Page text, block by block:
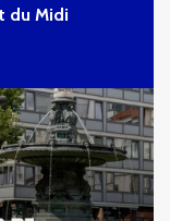
du Midi